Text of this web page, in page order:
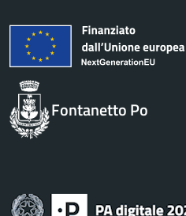
Fontanetto Po